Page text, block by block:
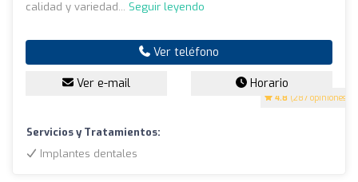
4.8 (287 opiniones)
calidad y variedad... Seguir leyendo
Ver teléfono
Ver e-mail Horario
Servicios y Tratamientos:
Implantes dentales